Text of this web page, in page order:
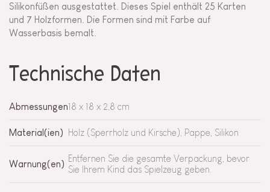
Silikonfüßen ausgestattet. Dieses Spiel enthält 25 Karten
und 7 Holzformen. Die Formen sind mit Farbe auf
Wasserbasis bemalt.
Technische Daten
Abmessungen18 x 18 x 2,8 cm
Material(ien) Holz (Sperrholz und Kirsche), Pappe, Silikon
Warnung(en)
Entfernen Sie die gesamte Verpackung, bevor
Sie Ihrem Kind das Spielzeug geben.